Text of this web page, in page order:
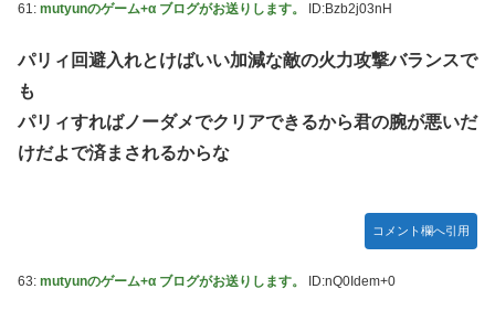
61: mutyunのゲーム+α ブログがお送りします。 ID:Bzb2j03nH
パリィ回避入れとけばいい加減な敵の火力攻撃バランスで
も
パリィすればノーダメでクリアできるから君の腕が悪いだ
けだよで済まされるからな
コメント欄へ引用
63: mutyunのゲーム+α ブログがお送りします。 ID:nQ0Idem+0